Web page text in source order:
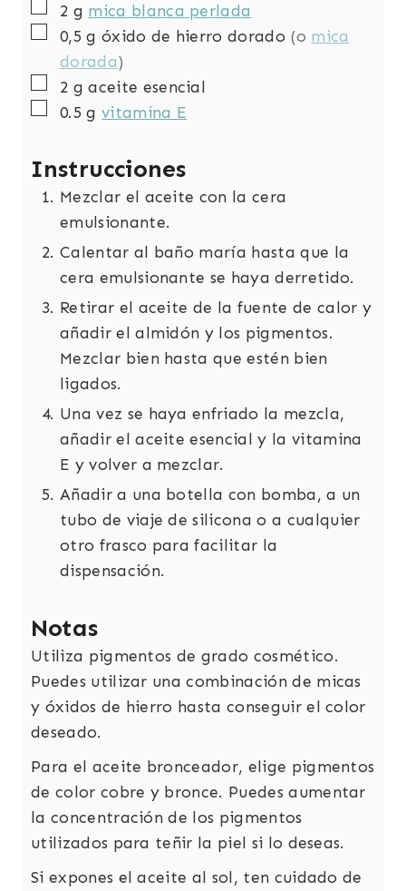
▢
2 g mica blanca perlada
▢
0,5 g óxido de hierro dorado (o mica
dorada)
▢
2 g aceite esencial
▢
0.5 g vitamina E
Instrucciones
Mezclar el aceite con la cera
emulsionante.
Calentar al baño maría hasta que la
cera emulsionante se haya derretido.
Retirar el aceite de la fuente de calor y
añadir el almidón y los pigmentos.
Mezclar bien hasta que estén bien
ligados.
Una vez se haya enfriado la mezcla,
añadir el aceite esencial y la vitamina
E y volver a mezclar.
Añadir a una botella con bomba, a un
tubo de viaje de silicona o a cualquier
otro frasco para facilitar la
dispensación.
Notas
Utiliza pigmentos de grado cosmético.
Puedes utilizar una combinación de micas
y óxidos de hierro hasta conseguir el color
deseado.
Para el aceite bronceador, elige pigmentos
de color cobre y bronce. Puedes aumentar
la concentración de los pigmentos
utilizados para teñir la piel si lo deseas.
Si expones el aceite al sol, ten cuidado de